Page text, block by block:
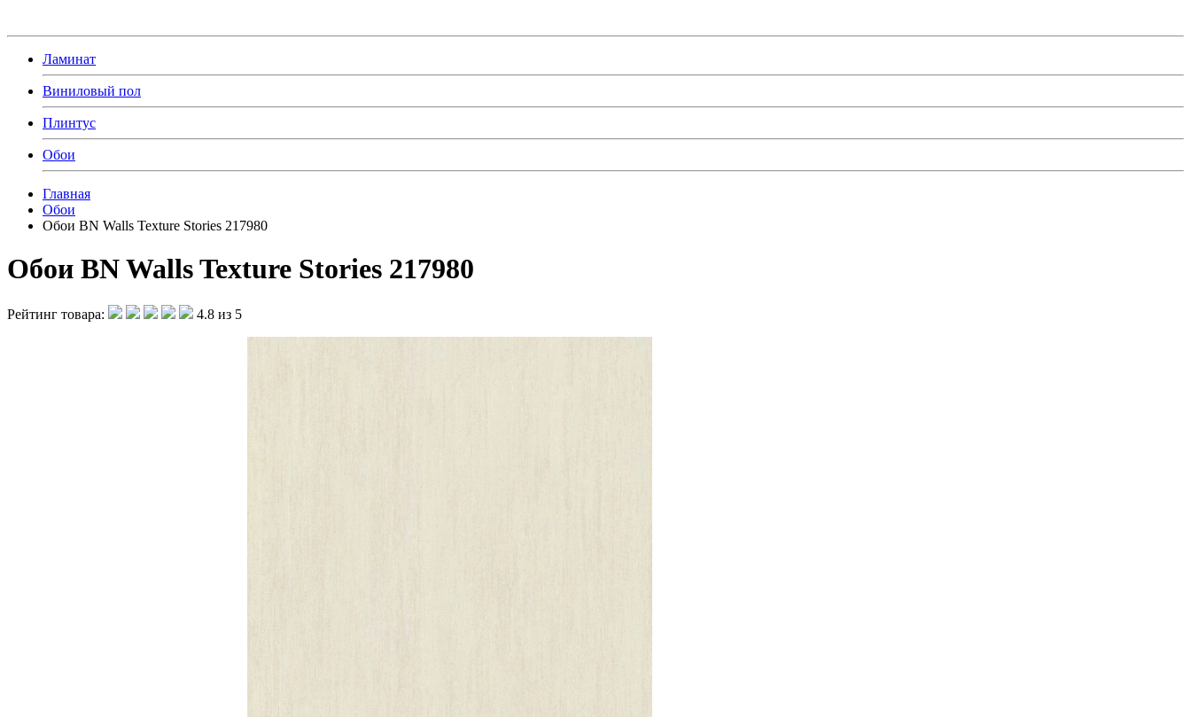
Ламинат
Виниловый пол
Плинтус
Обои
Главная
Обои
Обои BN Walls Texture Stories 217980
Обои BN Walls Texture Stories 217980
Рейтинг товара: 4.8 из 5